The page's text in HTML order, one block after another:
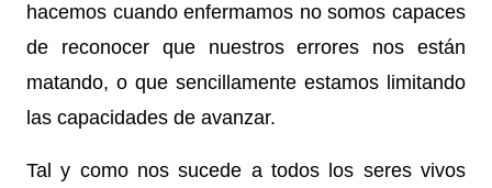
hacemos cuando enfermamos no somos capaces
de reconocer que nuestros errores nos están
matando, o que sencillamente estamos limitando
las capacidades de avanzar.
Tal y como nos sucede a todos los seres vivos